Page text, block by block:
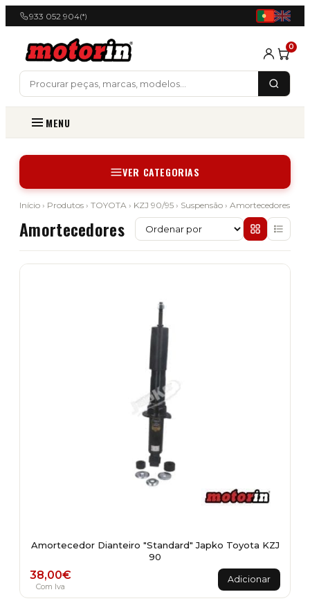
933 052 904(*)
0
MENU
VER CATEGORIAS
Início › Produtos › TOYOTA › KZJ 90/95 › Suspensão › Amortecedores
Amortecedores
Amortecedor Dianteiro "Standard" Japko Toyota KZJ
90
38,00€
Com Iva
Adicionar